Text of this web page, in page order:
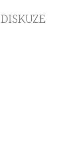
DISKUZE